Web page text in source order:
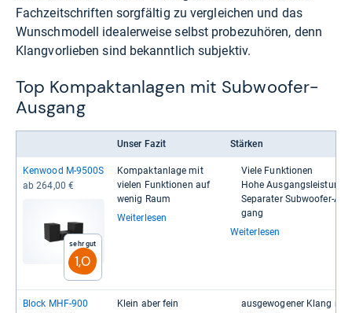
Fachzeitschriften sorgfältig zu vergleichen und das
Wunschmodell idealerweise selbst probezuhören, denn
Klangvorlieben sind bekanntlich subjektiv.
Top Kompaktanlagen mit Subwoofer-
Ausgang
Unser Fazit Stärken
Ken­wood M-​9500S
ab 264,00 €
Sehr gut
1,0
Kom­pakt­an­lage mit
vie­len Funk­tio­nen auf
wenig Raum
Weiterlesen
Viele Funk­tio­nen
Hohe Aus­gangs­leis­tung
Sepa­ra­ter Sub­woofer-​​
gang
Weiterlesen
Block MHF-​900
Klein aber fein
aus­ge­wo­ge­ner Klang